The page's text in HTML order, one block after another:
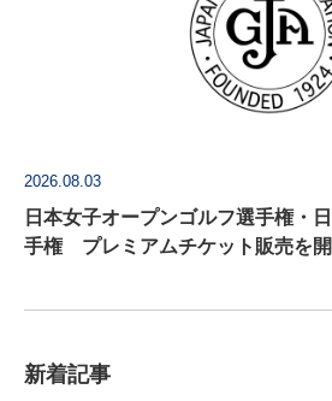
2026.08.03
日本女子オープンゴルフ選手権・
手権 プレミアムチケット販売を
新着記事